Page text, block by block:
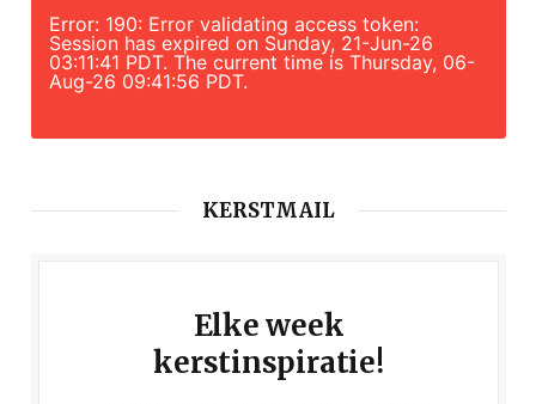
Error: 190: Error validating access token:
Session has expired on Sunday, 21-Jun-26
03:11:41 PDT. The current time is Thursday, 06-
Aug-26 09:41:56 PDT.
KERSTMAIL
Elke week
kerstinspiratie!